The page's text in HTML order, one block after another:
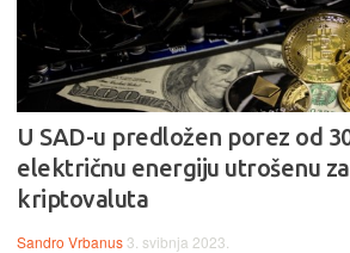
U SAD-u predložen porez od
električnu energiju utrošenu
kriptovaluta
Sandro Vrbanus 3. svibnja 2023.